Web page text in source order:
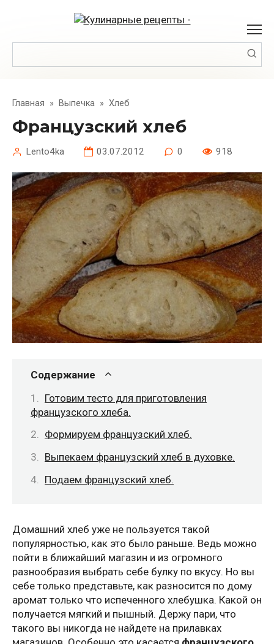
Главная » Выпечка » Хлеб
Французский хлеб
Lento4ka 03.07.2012 0 918
Содержание
Готовим тесто для приготовления
французского хлеба.
Формируем французский хлеб.
Выпекаем французский хлеб в духовке.
Подаем французский хлеб.
Домашний хлеб уже не пользуется такой
популярностью, как это было раньше. Ведь можно
пойти в ближайший магазин и из огромного
разнообразия выбрать себе булку по вкусу. Но вы
себе только представьте, как разносится по дому
аромат только что испеченного хлебушка. Какой он
получается мягкий и пышный. Держу пари, что
такого вы никогда не найдете на прилавках